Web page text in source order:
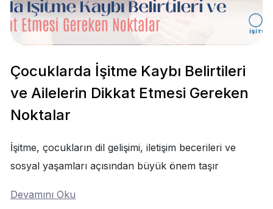
Çocuklarda İşitme Kaybı Belirtileri
ve Ailelerin Dikkat Etmesi Gereken
Noktalar
İşitme, çocukların dil gelişimi, iletişim becerileri ve
sosyal yaşamları açısından büyük önem taşır
Devamını Oku